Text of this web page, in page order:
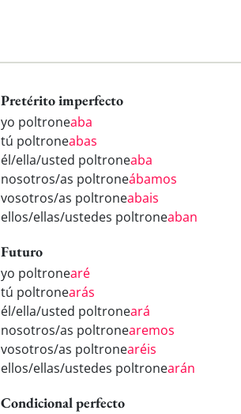
Pretérito imperfecto
yo poltroneaba
tú poltroneabas
él/ella/usted poltroneaba
nosotros/as poltroneábamos
vosotros/as poltroneabais
ellos/ellas/ustedes poltroneaban
Futuro
yo poltronearé
tú poltronearás
él/ella/usted poltroneará
nosotros/as poltronearemos
vosotros/as poltronearéis
ellos/ellas/ustedes poltronearán
Condicional perfecto